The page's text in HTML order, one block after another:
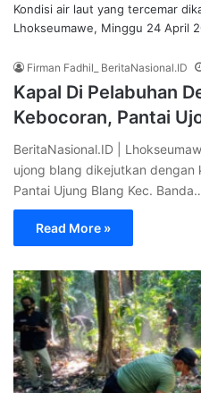
Kondisi air laut yang tercemar
Lhokseumawe, Minggu 24 April
Firman Fadhil_ BeritaNasional.ID
Kapal Di Pelabuhan
Kebocoran, Pantai
BeritaNasional.ID |
ujong blang dikejutkan dengan
Pantai Ujung Blang Kec.
Read More »